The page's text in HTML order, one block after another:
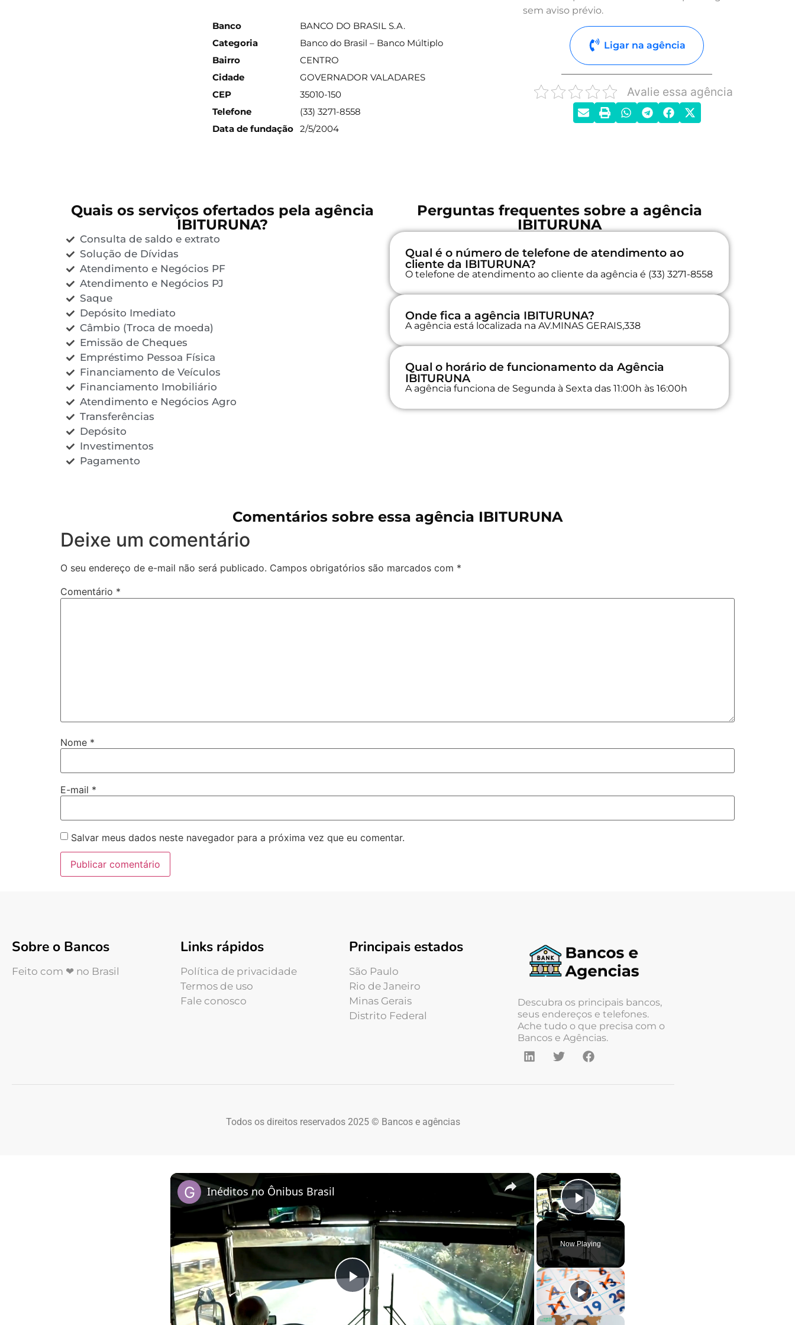
Banco
BANCO DO BRASIL S.A.
Categoria
Banco do Brasil – Banco Múltiplo
Bairro
CENTRO
Cidade
GOVERNADOR VALADARES
CEP
35010-150
Telefone
(33) 3271-8558
Data de fundação 2/5/2004
sem aviso prévio.
Ligar na agência
Avalie essa agência
Quais os serviços ofertados pela agência
IBITURUNA?
Consulta de saldo e extrato
Solução de Dívidas
Atendimento e Negócios PF
Atendimento e Negócios PJ
Saque
Depósito Imediato
Câmbio (Troca de moeda)
Emissão de Cheques
Empréstimo Pessoa Física
Financiamento de Veículos
Financiamento Imobiliário
Atendimento e Negócios Agro
Transferências
Depósito
Investimentos
Pagamento
Perguntas frequentes sobre a agência
IBITURUNA
Qual é o número de telefone de atendimento ao
cliente da IBITURUNA?
O telefone de atendimento ao cliente da agência é (33) 3271-8558
Onde fica a agência IBITURUNA?
A agência está localizada na AV.MINAS GERAIS,338
Qual o horário de funcionamento da Agência
IBITURUNA
A agência funciona de Segunda à Sexta das 11:00h às 16:00h
Comentários sobre essa agência IBITURUNA
Deixe um comentário
O seu endereço de e-mail não será publicado. Campos obrigatórios são marcados com *
Comentário *
Nome *
E-mail *
Salvar meus dados neste navegador para a próxima vez que eu comentar.
Sobre o Bancos
Feito com ❤ no Brasil
Links rápidos
Política de privacidade
Termos de uso
Fale conosco
Principais estados
São Paulo
Rio de Janeiro
Minas Gerais
Distrito Federal
Descubra os principais bancos,
seus endereços e telefones.
Ache tudo o que precisa com o
Bancos e Agências.
Todos os direitos reservados 2025 © Bancos e agências
×
Play Video
Now Playing
×
Play Video
Inéditos no Ônibus Brasil